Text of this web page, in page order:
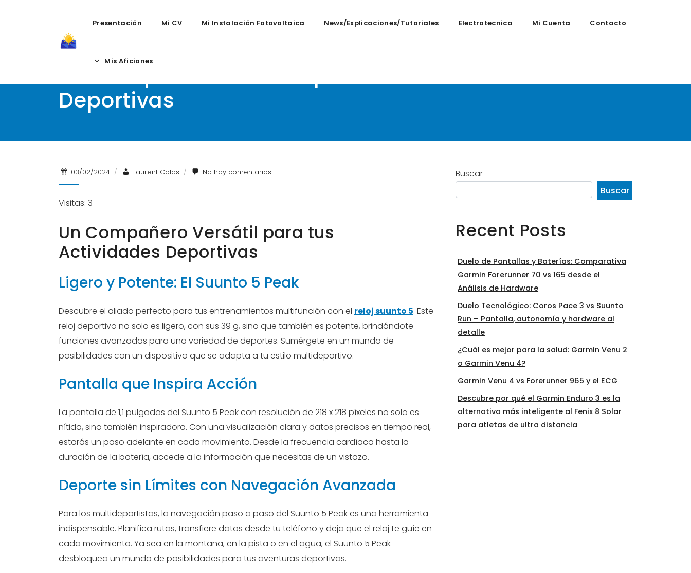
Presentación Mi CV Mi Instalación Fotovoltaica News/Explicaciones/tutoriales Electrotecnica Mi Cuenta Contacto
Mis Aficiones
Deportivas
03/02/2024 / Laurent Colas / No hay comentarios
Visitas: 3
Un Compañero Versátil para tus
Actividades Deportivas
Ligero y Potente: El Suunto 5 Peak
Descubre el aliado perfecto para tus entrenamientos multifunción con el reloj suunto 5. Este
reloj deportivo no solo es ligero, con sus 39 g, sino que también es potente, brindándote
funciones avanzadas para una variedad de deportes. Sumérgete en un mundo de
posibilidades con un dispositivo que se adapta a tu estilo multideportivo.
Pantalla que Inspira Acción
La pantalla de 1,1 pulgadas del Suunto 5 Peak con resolución de 218 x 218 píxeles no solo es
nítida, sino también inspiradora. Con una visualización clara y datos precisos en tiempo real,
estarás un paso adelante en cada movimiento. Desde la frecuencia cardíaca hasta la
duración de la batería, accede a la información que necesitas de un vistazo.
Deporte sin Límites con Navegación Avanzada
Para los multideportistas, la navegación paso a paso del Suunto 5 Peak es una herramienta
indispensable. Planifica rutas, transfiere datos desde tu teléfono y deja que el reloj te guíe en
cada movimiento. Ya sea en la montaña, en la pista o en el agua, el Suunto 5 Peak
desbloquea un mundo de posibilidades para tus aventuras deportivas.
Buscar
Buscar
Recent Posts
Duelo de Pantallas y Baterías: Comparativa
Garmin Forerunner 70 vs 165 desde el
Análisis de Hardware
Duelo Tecnológico: Coros Pace 3 vs Suunto
Run – Pantalla, autonomía y hardware al
detalle
¿Cuál es mejor para la salud: Garmin Venu 2
o Garmin Venu 4?
Garmin Venu 4 vs Forerunner 965 y el ECG
Descubre por qué el Garmin Enduro 3 es la
alternativa más inteligente al Fenix 8 Solar
para atletas de ultra distancia